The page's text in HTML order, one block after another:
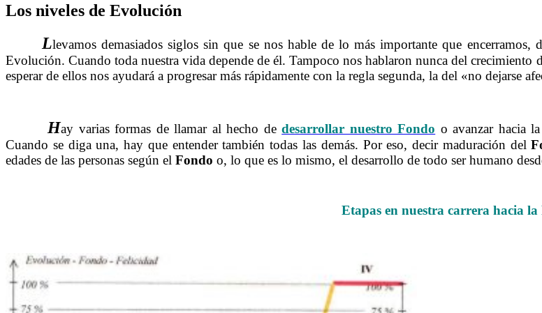
Los niveles de Evolución
Llevamos demasiados siglos sin que se nos hable de lo más importante que encerramos,
Evolución. Cuando toda nuestra vida depende de él. Tampoco nos hablaron nunca del crecimiento
esperar de ellos nos ayudará a progresar más rápidamente con la regla segunda, la del «no dejarse
Hay varias formas de llamar al hecho dedesarrollar nuestro Fondo o avanzar hacia la
Cuando se diga una, hay que entender también todas las demás. Por eso, decir maduración del
edades de las personas según el Fondo o, lo que es lo mismo, el desarrollo de todo ser humano
Etapas en nuestra carrera hacia la